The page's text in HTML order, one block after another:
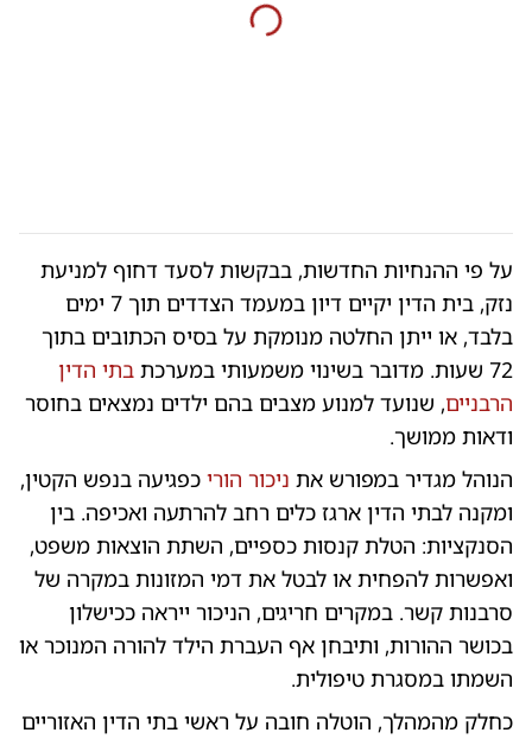
על פי ההנחיות החדשות, בבקשות לסעד דחוף למניעת
נזק, בית הדין יקיים דיון במעמד הצדדים תוך 7 ימים
בלבד, או ייתן החלטה מנומקת על בסיס הכתובים בתוך
72 שעות. מדובר בשינוי משמעותי במערכת
בתי הדין
הרבניים, שנועד למנוע מצבים בהם ילדים נמצאים בחוסר
ודאות ממושך.
הנוהל מגדיר במפורש את ניכור הורי כפגיעה בנפש הקטין,
ומקנה לבתי הדין ארגז כלים רחב להרתעה ואכיפה. בין
הסנקציות: הטלת קנסות כספיים, השתת הוצאות משפט,
ואפשרות להפחית או לבטל את דמי המזונות במקרה של
סרבנות קשר. במקרים חריגים, הניכור ייראה ככישלון
בכושר ההורות, ותיבחן אף העברת הילד להורה המנוכר או
השמתו במסגרת טיפולית.
כחלק מהמהלך, הוטלה חובה על ראשי בתי הדין האזוריים